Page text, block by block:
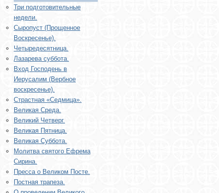
Три подготовительные
недели.
Сыропуст (Прощенное
Воскресенье).
Четыредесятница.
Лазарева суббота.
Вход Господень в
Иерусалим (Вербное
воскресенье).
Страстная «Седмица».
Великая Среда.
Великий Четверг.
Великая Пятница.
Великая Суббота.
Молитва святого Ефрема
Сирина.
Пресса о Великом Посте.
Постная трапеза.